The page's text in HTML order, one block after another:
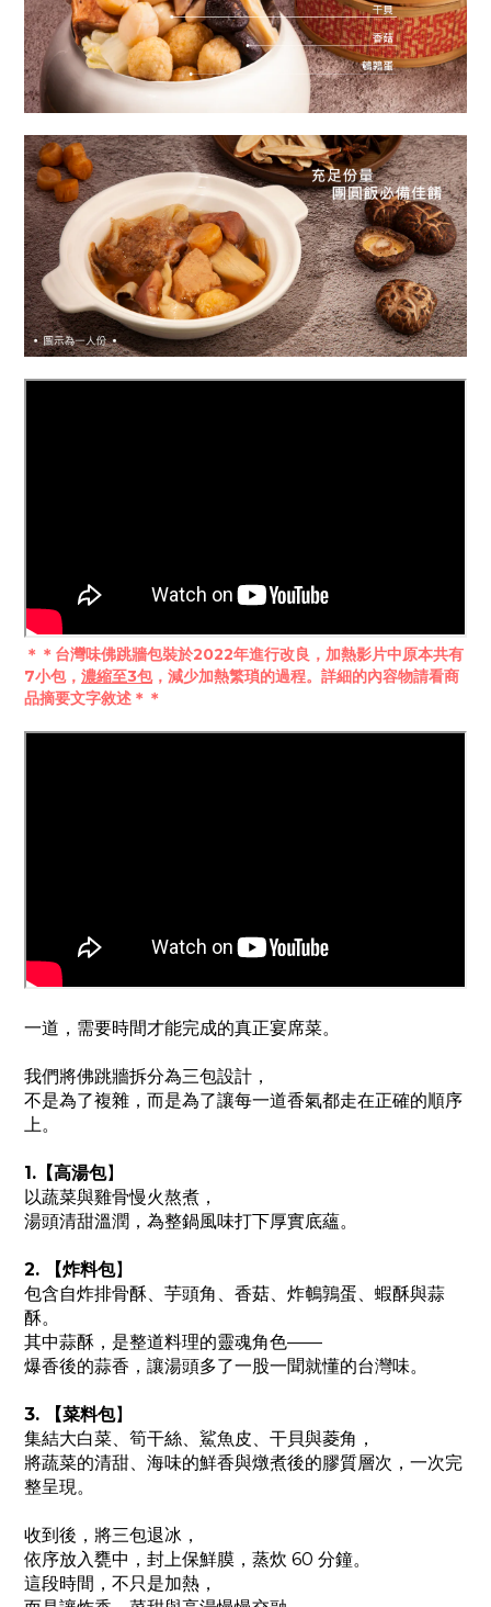
＊＊台灣味佛跳牆包裝於2022年進行改良 ，加熱影片中原本共有
7小包， 濃縮至3包，減少加熱繁瑣的過程。詳細的內容物請看商
品摘要文字敘述＊＊
一道，需要時間才能完成的真正宴席菜。
我們將佛跳牆拆分為三包設計，
不是為了複雜，而是為了讓每一道香氣都走在正確的順序
上。
1.【高湯包】
以蔬菜與雞骨慢火熬煮，
湯頭清甜溫潤，為整鍋風味打下厚實底蘊。
2. 【炸料包】
包含自炸排骨酥、芋頭角、香菇、炸鵪鶉蛋、蝦酥與蒜
酥。
其中蒜酥，是整道料理的靈魂角色——
爆香後的蒜香，讓湯頭多了一股一聞就懂的台灣味。
3. 【菜料包】
集結大白菜、筍干絲、鯊魚皮、干貝與菱角，
將蔬菜的清甜、海味的鮮香與燉煮後的膠質層次，一次完
整呈現。
收到後，將三包退冰，
依序放入甕中，封上保鮮膜，蒸炊 60 分鐘。
這段時間，不只是加熱，